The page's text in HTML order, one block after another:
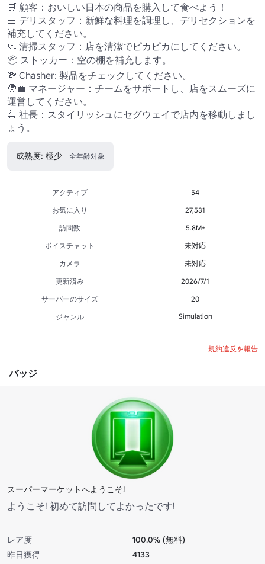
🛒 顧客：おいしい日本の商品を購入して食べよう！
🍱 デリスタッフ：新鮮な料理を調理し、デリセクションを
補充してください。
🧼 清掃スタッフ：店を清潔でピカピカにしてください。
📦 ストッカー：空の棚を補充します。
💸 Chasher: 製品をチェックしてください。
🧑‍💼 マネージャー：チームをサポートし、店をスムーズに
運営してください。
🛴 社長：スタイリッシュにセグウェイで店内を移動しまし
ょう。
成熟度: 極少 全年齢対象
アクティブ
54
お気に入り
27,531
訪問数
5.8M+
ボイスチャット
未対応
カメラ
未対応
更新済み
2026/7/1
サーバーのサイズ
20
ジャンル
Simulation
規約違反を報告
バッジ
スーパーマーケットへようこそ!
ようこそ! 初めて訪問してよかったです!
レア度
100.0% (無料)
昨日獲得
4133